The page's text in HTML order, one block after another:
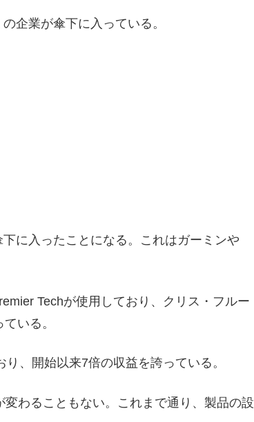
企業が傘下に入っている。
に入ったことになる。これはガーミンや
Techが使用しており、クリス・フルー
いる。
、開始以来7倍の収益を誇っている。
わることもない。これまで通り、製品の設